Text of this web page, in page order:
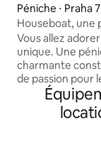
Péniche ⋅ Praha 7
Houseboat, une
Vous allez
unique. Une
charmante
de passion pour
Vous vivrez un
ne voudrez plus
pêcher, ou